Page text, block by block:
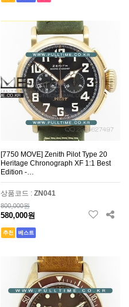
[7750 MOVE] Zenith Pilot Type 20
Heritage Chronograph XF 1:1 Best
Edition -…
상품코드 : ZN041
800,000원
580,000원
추천 베스트